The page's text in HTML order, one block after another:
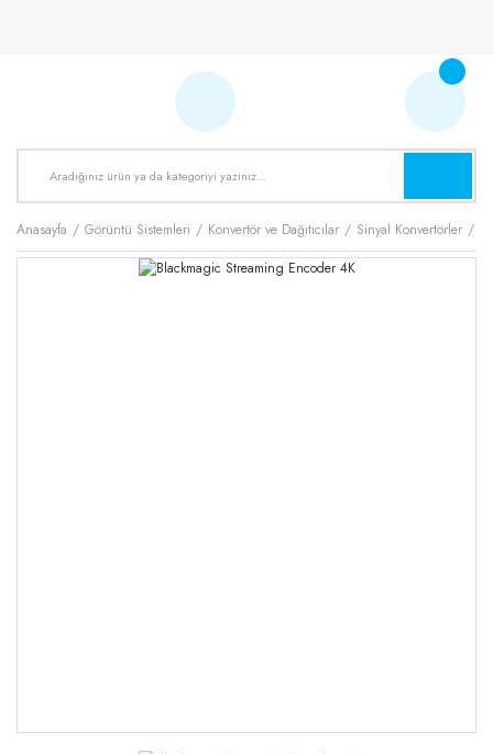
Anasayfa Görüntü Sistemleri Konvertör ve Dağıtıcılar Sinyal Konvertörler